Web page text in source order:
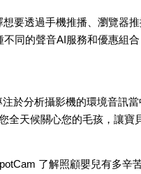
要透過手機推播、瀏覽器
同的聲音AI服務和優惠組
於分析攝影機的環境音訊
天候關心您的毛孩，讓寶
了解照顧嬰兒有多辛